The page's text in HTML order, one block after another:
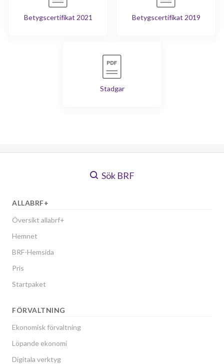
Betygscertifikat 2021 Betygscertifikat 2019
Stadgar
Sök BRF
ALLABRF+
Översikt allabrf+
Hemnet
BRF-Hemsida
Pris
Startpaket
FÖRVALTNING
Ekonomisk förvaltning
Löpande ekonomi
Digitala verktyg